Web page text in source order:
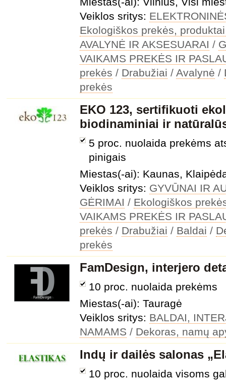
Veiklos sritys:
Ekologiškos prekės,
AVALYNĖ IR AKSESUARAI /
VAIKAMS PREKĖS IR
prekės / Drabužiai / Avalynė /
prekės
EKO 123, sertifikuoti
biodinaminiai ir
5 proc. nuolaida prekėms
pinigais
Miestas(-ai): Kaunas,
Veiklos sritys: GYVŪNAI IR
GĖRIMAI / Ekologiškos
VAIKAMS PREKĖS IR
prekės / Drabužiai / Baldai /
prekės
FamDesign, interjero
10 proc. nuolaida prekėms
Miestas(-ai): Tauragė
Veiklos sritys: BALDAI,
NAMAMS / Dekoras, namų
Indų ir dailės salonas
10 proc. nuolaida visoms